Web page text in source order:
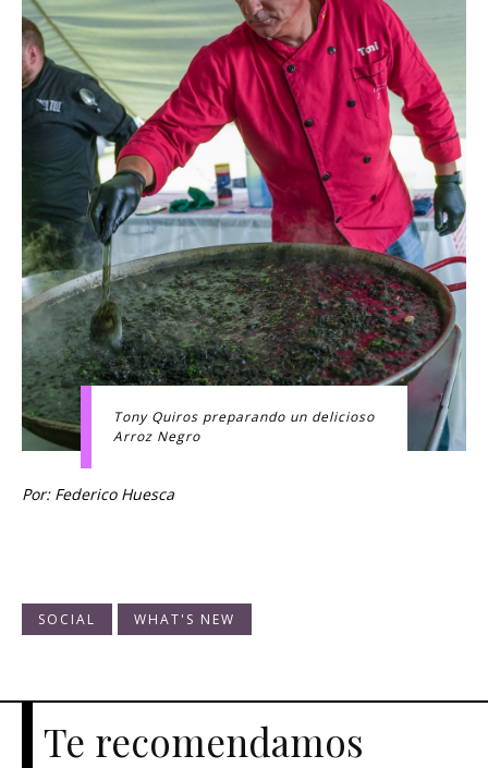
Tony Quiros preparando un delicioso
Arroz Negro
Por: Federico Huesca
SOCIAL WHAT'S NEW
Te recomendamos